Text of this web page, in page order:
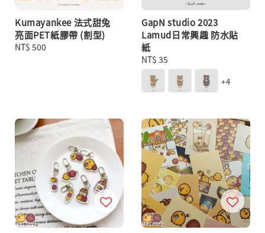
Kumayankee 法式甜兔
亮面PET紙膠帶 (割型)
Regular
NT$ 500
GapN studio 2023
Lamud日常興趣 防水貼
紙
Regular
price
NT$ 35
+4